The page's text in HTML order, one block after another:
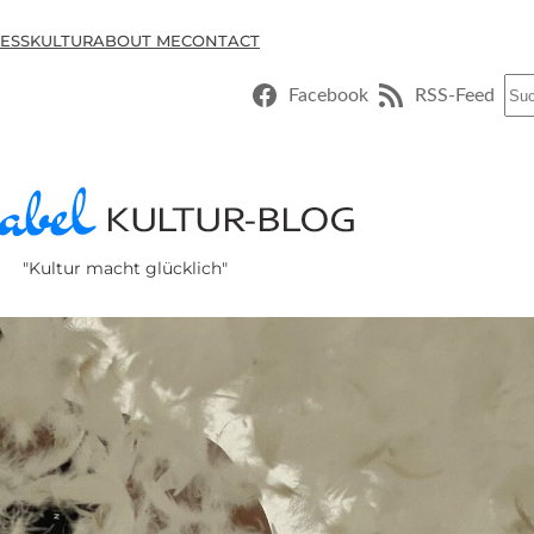
ESSKULTURABOUT MECONTACT
Facebook RSS-Feed
"Kultur macht glücklich"